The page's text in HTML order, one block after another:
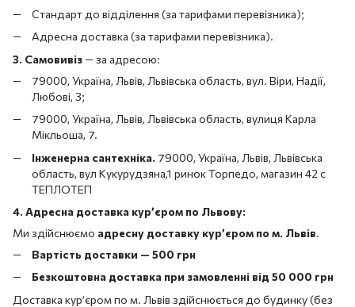
Стандарт до відділення (за тарифами перевізника);
Адресна доставка (за тарифами перевізника).
3. Самовивіз—за адресою:
79000, Україна, Львів, Львівська область, вул. Віри, Надії,
Любові, 3;
79000, Україна, Львів, Львівська область, вулиця Карла
Мікльоша, 7.
Інженерна сантехніка. 79000, Україна, Львів, Львівська
область, вул Кукурудзяна,1 ринок Торпедо, магазин 42 с
ТЕПЛОТЕП
4. Адресна доставка кур’єром по Львову:
Ми здійснюємо адресну доставку кур’єром по м. Львів.
Вартість доставки — 500 грн
Безкоштовна доставка при замовленні від 50 000 грн
Доставка кур’єром по м. Львів здійснюється до будинку (без